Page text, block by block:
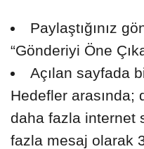
Paylaştığınız
“Gönderiyi Öne
Açılan sayfada
Hedefler arasında;
daha fazla internet
fazla mesaj olarak